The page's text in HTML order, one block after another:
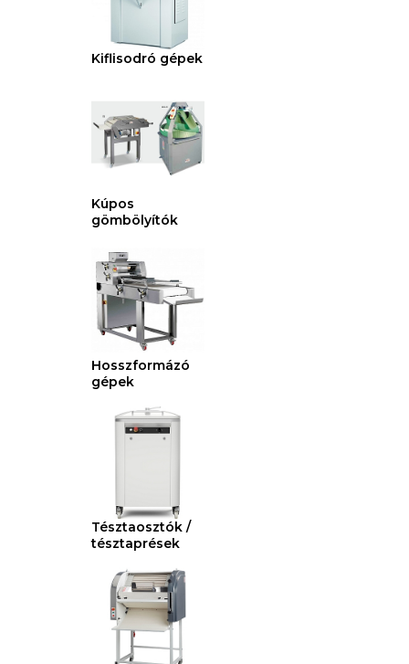
Kiflisodró gépek
Kúpos
gömbölyítók
Hosszformázó
gépek
Tésztaosztók /
tésztaprések